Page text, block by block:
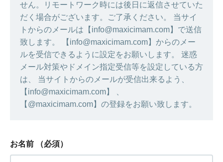
せん。リモートワーク時には後日に返信させていた
だく場合がございます。ご了承ください。 当サイ
トからのメールは【info@maxicimam.com】で送信
致します。 【info@maxicimam.com】からのメー
ルを受信できるように設定をお願いします。 迷惑
メール対策やドメイン指定受信等を設定している方
は、 当サイトからのメールが受信出来るよう、
【info@maxicimam.com】 、
【@maxicimam.com】の登録をお願い致します。
お名前 （必須）